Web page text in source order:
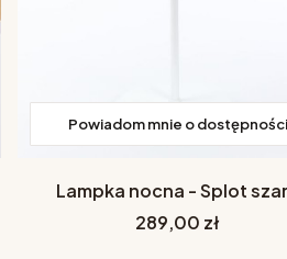
Powiadom mnie o dostępności
Lampka nocna - Splot
Cena
289,00 zł